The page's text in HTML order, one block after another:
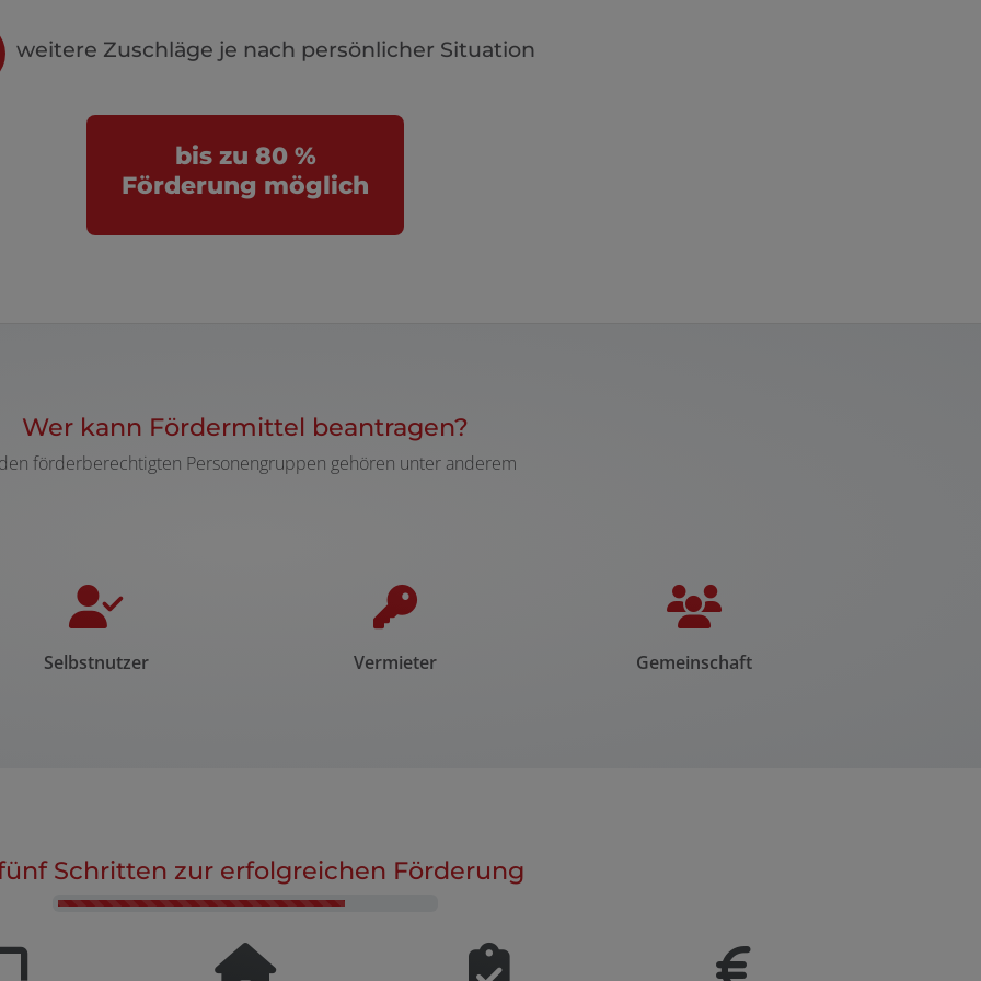
weitere Zuschläge je nach persönlicher Situation
bis zu 80 %
Förderung möglich
Wer kann Fördermittel beantragen?
förderberechtigten Personengruppen gehören unter anderem
Selbstnutzer Vermieter Gemeinschaft
Schritten zur erfolgreichen Förderung
Counter-Fortschritt von 0